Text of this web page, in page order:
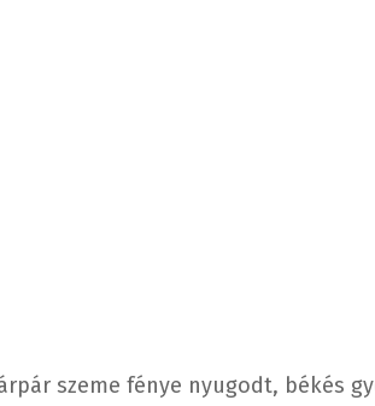
szeme fénye nyugodt, békés